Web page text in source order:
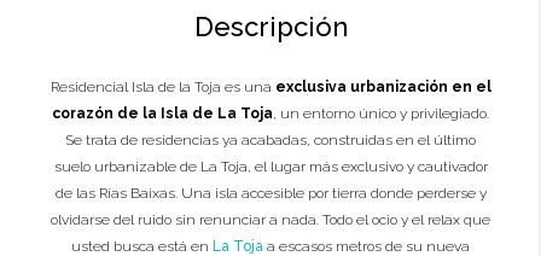
Descripción
Residencial Isla de la Toja es una exclusiva urbanización en el
corazón de la Isla de La Toja, un entorno único y privilegiado.
Se trata de residencias ya acabadas, construidas en el último
suelo urbanizable de La Toja, el lugar más exclusivo y cautivador
de las Rías Baixas. Una isla accesible por tierra donde perderse y
olvidarse del ruido sin renunciar a nada. Todo el ocio y el relax que
usted busca está en La Toja a escasos metros de su nueva